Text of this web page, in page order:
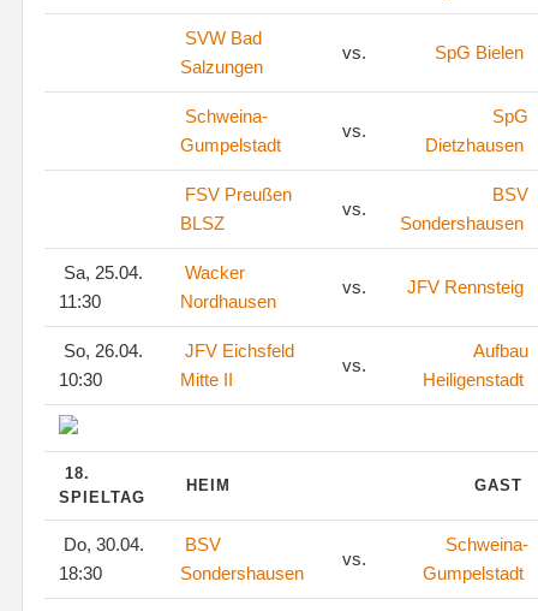
SVW Bad
Salzungen
vs. SpG Bielen
Schweina-
Gumpelstadt
vs.
SpG
Dietzhausen
FSV Preußen
BLSZ
vs.
BSV
Sondershausen
Sa, 25.04.
11:30
Wacker
Nordhausen
vs. JFV Rennsteig
So, 26.04.
10:30
JFV Eichsfeld
Mitte II
vs.
Aufbau
Heiligenstadt
18.
SPIELTAG
HEIM GAST
Do, 30.04.
18:30
BSV
Sondershausen
vs.
Schweina-
Gumpelstadt